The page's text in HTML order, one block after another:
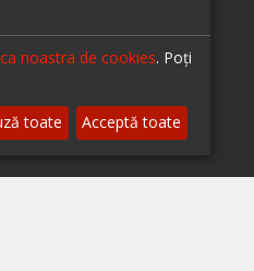
noastra de cookies. Poți
Refuză toate Acceptă toate